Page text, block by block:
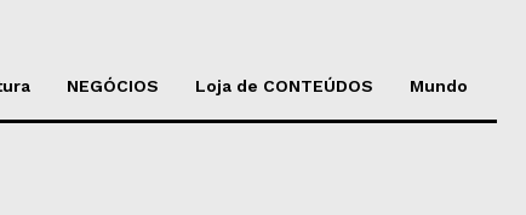
NEGÓCIOS Loja de CONTEÚDOS Mundo